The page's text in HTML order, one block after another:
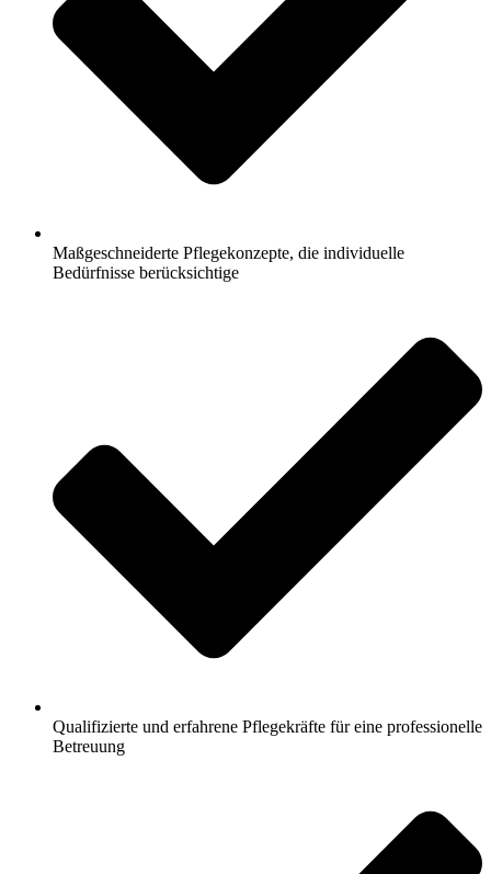
Maßgeschneiderte Pflegekonzepte, die individuelle
Bedürfnisse berücksichtige
Qualifizierte und erfahrene Pflegekräfte für eine professionelle
Betreuung